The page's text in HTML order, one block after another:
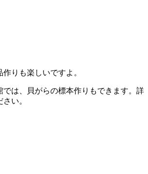
りも楽しいですよ。
では、貝がらの標本作りもできます。詳
い。